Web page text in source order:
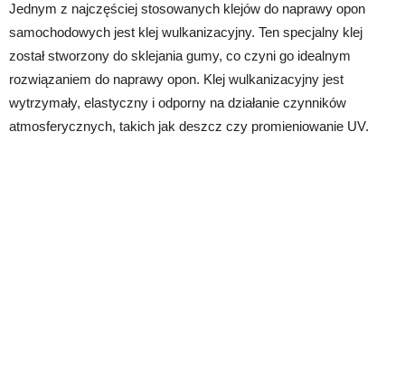
Jednym z najczęściej stosowanych klejów do naprawy opon
samochodowych jest klej wulkanizacyjny. Ten specjalny klej
został stworzony do sklejania gumy, co czyni go idealnym
rozwiązaniem do naprawy opon. Klej wulkanizacyjny jest
wytrzymały, elastyczny i odporny na działanie czynników
atmosferycznych, takich jak deszcz czy promieniowanie UV.